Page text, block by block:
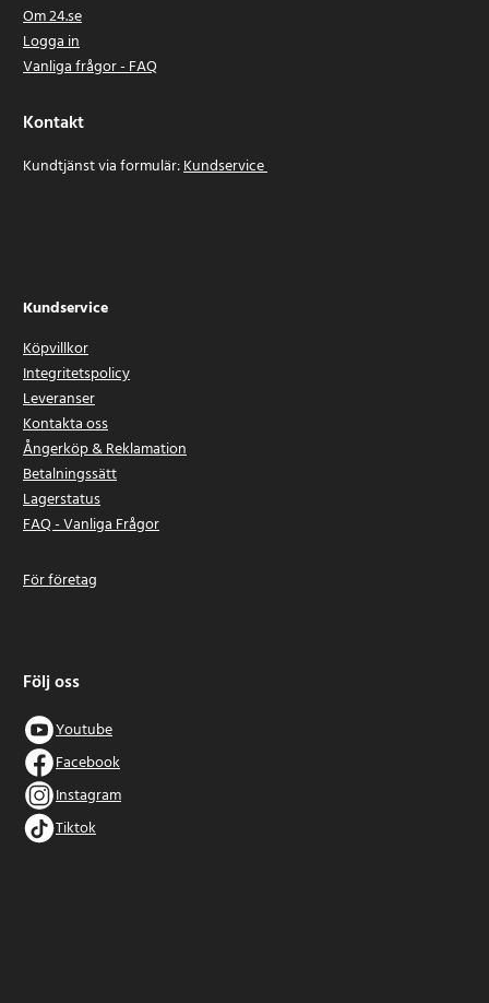
Om 24.se
Logga in
Vanliga frågor - FAQ
Kontakt
Kundtjänst via formulär:Kundservice
Kundservice
Köpvillkor
Integritetspolicy
Leveranser
Kontakta oss
Ångerköp & Reklamation
Betalningssätt
Lagerstatus
FAQ - Vanliga Frågor
För företag
Följ oss
Youtube
Facebook
Instagram
Tiktok